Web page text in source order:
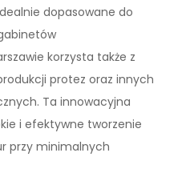
dopasowane do
korzysta także z
protez oraz innych
Ta innowacyjna
i efektywne tworzenie
przy minimalnych